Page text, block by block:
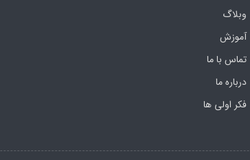
وبلاگ
آموزش
تماس با ما
درباره ما
فکر اولی ها